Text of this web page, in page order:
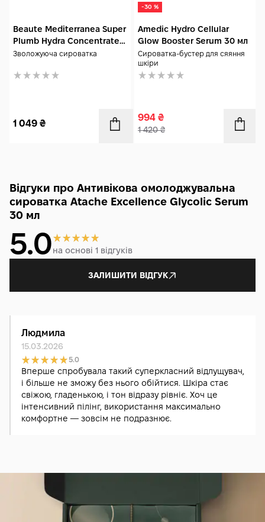
Beaute Mediterranea Super
Plumb Hydra Concentrate
30 мл
Зволожуюча сироватка
1 049 ₴
-30 %
Amedic Hydro Cellular
Glow Booster Serum 30 мл
Сироватка-бустер для сяяння
шкіри
994 ₴
1 420₴
Відгуки про Антивікова омолоджувальна
сироватка Atache Excellence Glycolic Serum
30 мл
5.0на основі 1 відгуків
ЗАЛИШИТИ ВІДГУК
Людмила
15.03.2026
5.0
Вперше спробувала такий суперкласний відлущувач,
і більше не зможу без нього обійтися. Шкіра стає
свіжою, гладенькою, і тон відразу рівніє. Хоч це
інтенсивний пілінг, використання максимально
комфортне — зовсім не подразнює.